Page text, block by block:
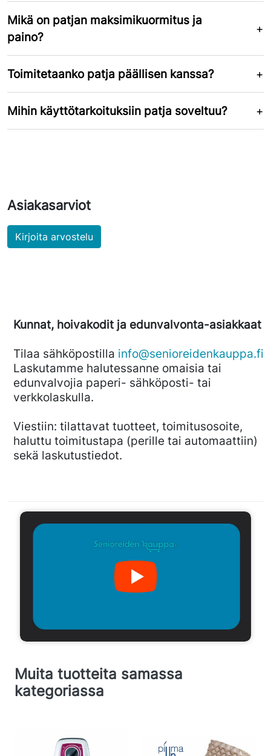
Mikä on patjan maksimikuormitus ja
paino?
Toimitetaanko patja päällisen kanssa?
Mihin käyttötarkoituksiin patja soveltuu?
Asiakasarviot
Kirjoita arvostelu
Kunnat, hoivakodit ja edunvalvonta-asiakkaat
Tilaa sähköpostilla info@senioreidenkauppa.fi
Laskutamme halutessanne omaisia tai
edunvalvojia paperi- sähköposti- tai
verkkolaskulla.
Viestiin: tilattavat tuotteet, toimitusosoite,
haluttu toimitustapa (perille tai automaattiin)
sekä laskutustiedot.
Muita tuotteita samassa
kategoriassa